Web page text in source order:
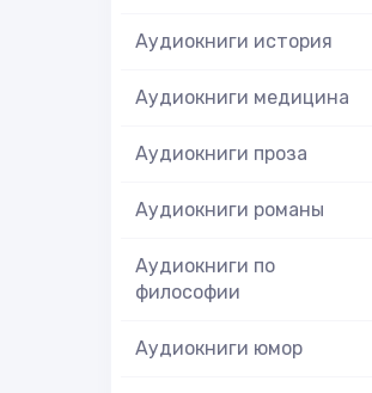
Аудиокниги история
Аудиокниги медицина
Аудиокниги проза
Аудиокниги романы
Аудиокниги по
философии
Аудиокниги юмор